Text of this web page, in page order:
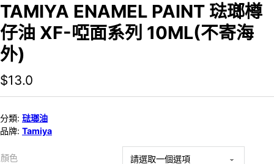
TAMIYA ENAMEL PAINT 琺瑯樽
仔油 XF-啞面系列 10ML(不寄海
外)
$13.0
分類: 琺瑯油
品牌: Tamiya
顏色